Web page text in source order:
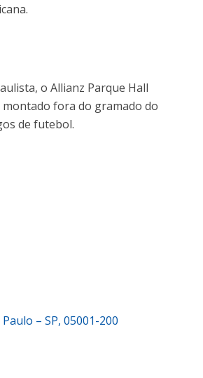
o Allianz Parque Hall
montado fora do gramado do
de futebol.
– SP, 05001-200